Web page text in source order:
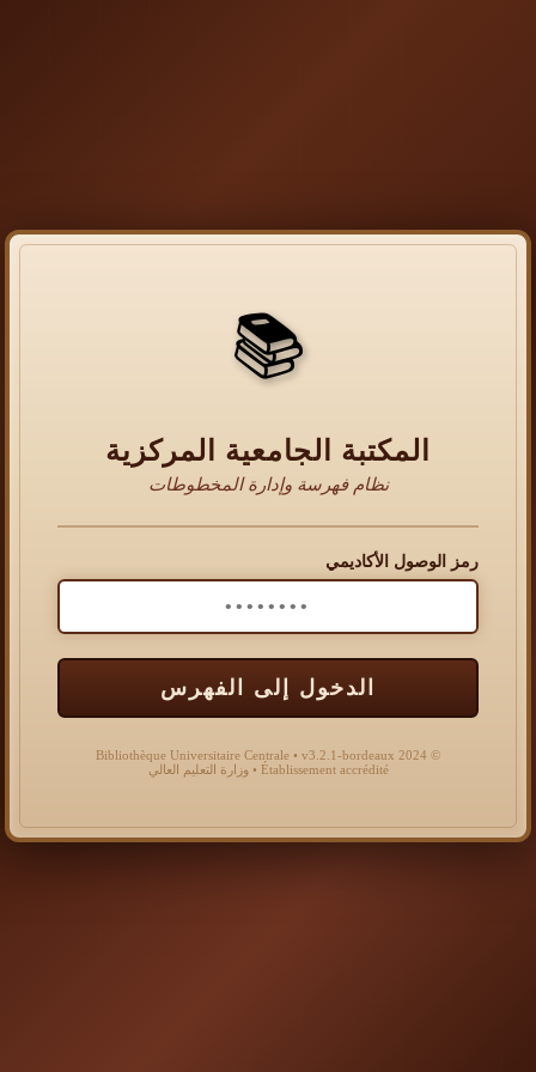
📚
المكتبة الجامعية المركزية
نظام فهرسة وإدارة المخطوطات
رمز الوصول الأكاديمي
الدخول إلى الفهرس
© 2024 Bibliothèque Universitaire Centrale • v3.2.1-bordeaux
Établissement accrédité • وزارة التعليم العالي